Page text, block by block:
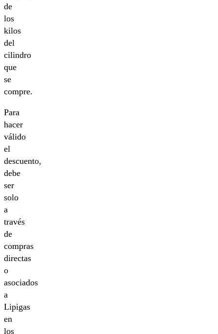
de
los
kilos
del
cilindro
que
se
compre.
Para
hacer
válido
el
descuento,
debe
ser
solo
a
través
de
compras
directas
o
asociados
a
Lipigas
en
los